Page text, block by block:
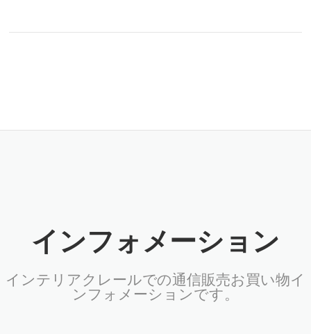
インフォメーション
インテリアクレールでの通信販売お買い物イ
ンフォメーションです。